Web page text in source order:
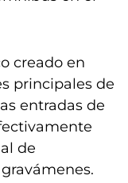
creado en
principales de
entradas de
de